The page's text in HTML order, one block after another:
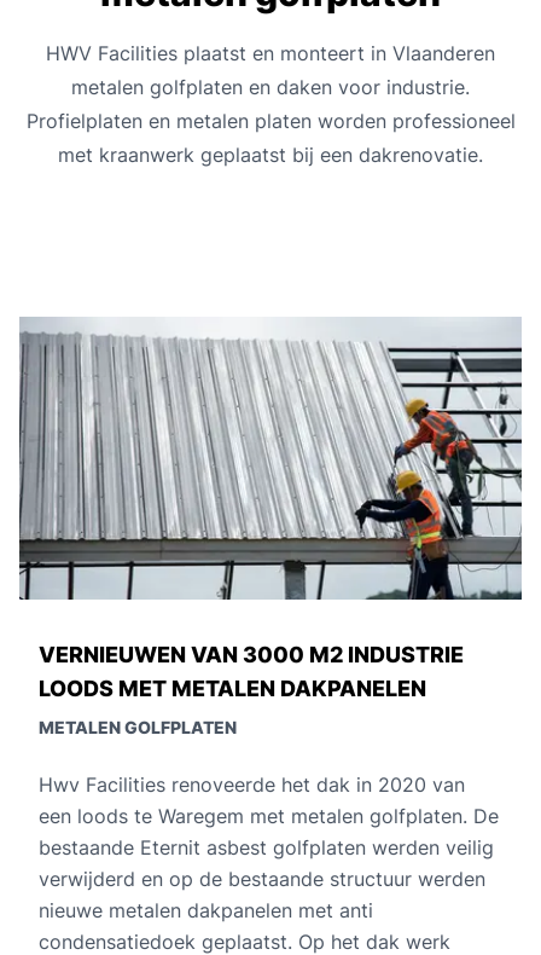
HWV Facilities plaatst en monteert in Vlaanderen
metalen golfplaten en daken voor industrie.
Profielplaten en metalen platen worden professioneel
met kraanwerk geplaatst bij een dakrenovatie.
INDUSTRIE
in 2020 van
golfplaten. De
werden veilig
structuur werden
anti
het dak werk
PLAATSEN VAN 900
PLATEN VOOR TOREN
Wij renoveerden winter
met metalen golfplaten
dak. Deze metalen
kraan en manbak
dakplaten en gevel
de metalen liggers.